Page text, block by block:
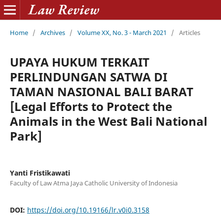
Home / Archives / Volume XX, No. 3 - March 2021 / Articles
UPAYA HUKUM TERKAIT
PERLINDUNGAN SATWA DI
TAMAN NASIONAL BALI BARAT
[Legal Efforts to Protect the
Animals in the West Bali National
Park]
Yanti Fristikawati
Faculty of Law Atma Jaya Catholic University of Indonesia
DOI: https://doi.org/10.19166/lr.v0i0.3158